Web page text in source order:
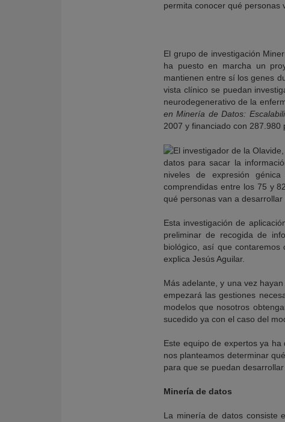
permita conocer qué personas
El grupo de investigación
ha puesto en marcha un
mantienen entre sí los genes
vista clínico se puedan
neurodegenerativo de la
en Minería de Datos:
2007 y financiado con 287.980
datos para sacar la
niveles de expresión
comprendidas entre los 75 y
qué personas van a desarrollar
Esta investigación de
preliminar de recogida de
biológico, así que contaremos
explica Jesús Aguilar.
Más adelante, y una vez
empezará las gestiones
modelos que nosotros
sucedido ya con el caso del
Este equipo de expertos ya ha
nos planteamos determinar
para que se puedan desarrollar
Minería de datos
La minería de datos consiste